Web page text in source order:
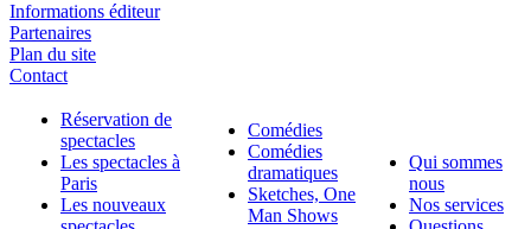
Informations éditeur
Partenaires
Plan du site
Contact
Réservation de
spectacles
Les spectacles à
Paris
Les nouveaux
Comédies
Comédies
dramatiques
Sketches, One
Man Shows
Qui sommes
nous
Nos services